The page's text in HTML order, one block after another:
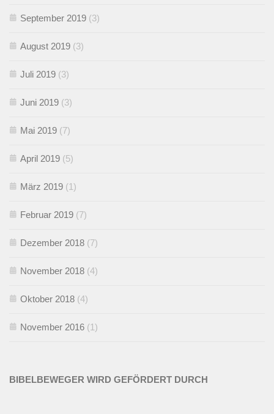
September 2019 (3)
August 2019 (3)
Juli 2019 (3)
Juni 2019 (3)
Mai 2019 (7)
April 2019 (5)
März 2019 (1)
Februar 2019 (7)
Dezember 2018 (7)
November 2018 (4)
Oktober 2018 (4)
November 2016 (1)
BIBELBEWEGER WIRD GEFÖRDERT DURCH